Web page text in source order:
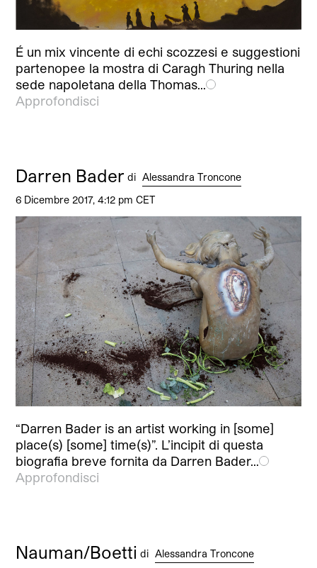
É un mix vincente di echi scozzesi e suggestioni
partenopee la mostra di Caragh Thuring nella
sede napoletana della Thomas…
Approfondisci
Darren Bader di Alessandra Troncone
6 Dicembre 2017, 4:12 pm CET
“Darren Bader is an artist working in [some]
place(s) [some] time(s)”. L’incipit di questa
biografia breve fornita da Darren Bader…
Approfondisci
Nauman/Boetti di Alessandra Troncone